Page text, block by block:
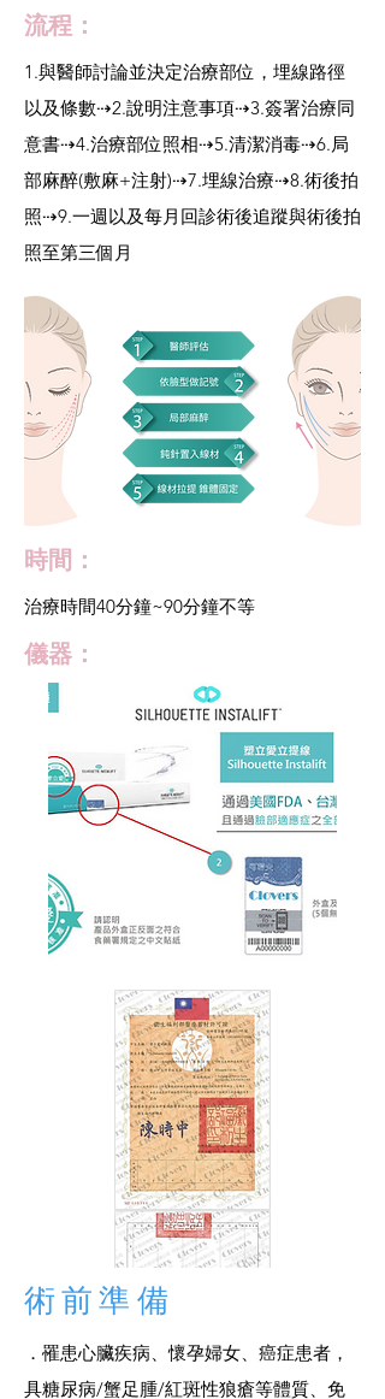
流程：
1.與醫師討論並決定治療部位，埋線路徑
以及條數⇢2.說明注意事項⇢3.簽署治療同
意書⇢4.治療部位照相⇢5.清潔消毒⇢6.局
部麻醉(敷麻+注射)⇢7.埋線治療⇢8.術後拍
照⇢9.一週以及每月回診術後追蹤與術後拍
照至第三個月
時間：
治療時間40分鐘~90分鐘不等
儀器：
​術前準備
．罹患心臟疾病、懷孕婦女、癌症患者，
具糖尿病/蟹足腫/紅斑性狼瘡等體質、免